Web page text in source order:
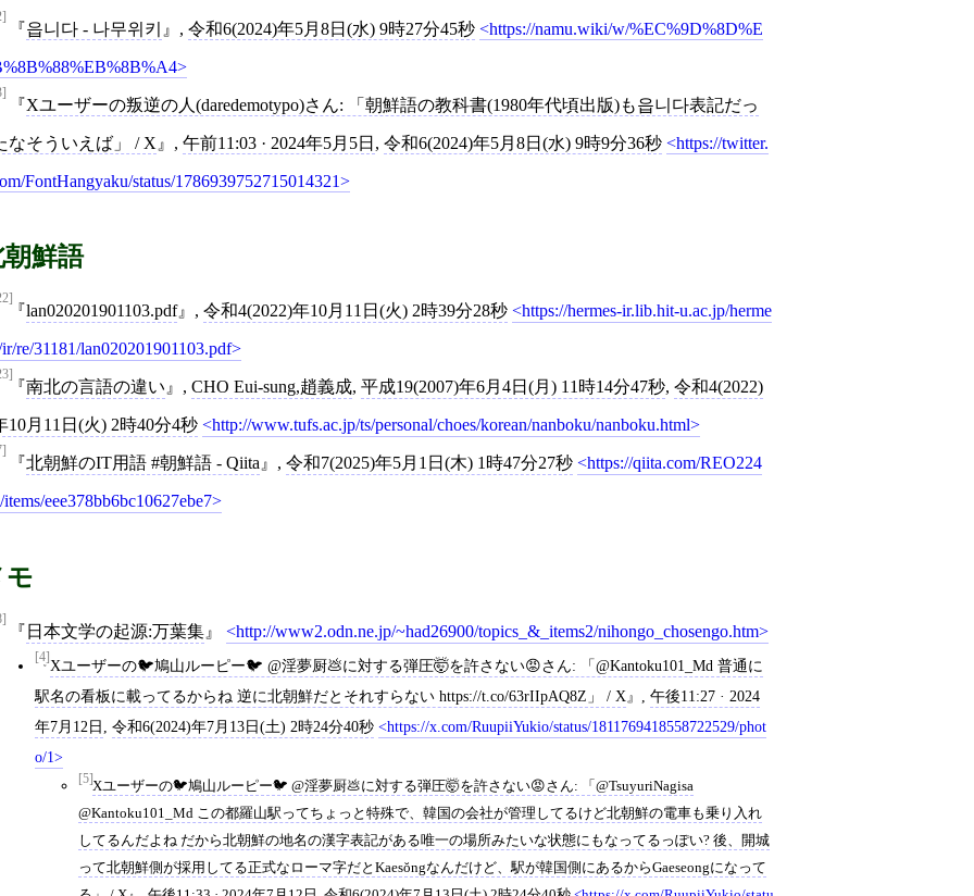
읍니다 - 나무위키 , 令和6(2024)年5月8日(水) 9時27分45秒 https://namu.wiki/w/%EC%9D%8D%E
Xユーザーの叛逆の人(daredemotypo)さん: 「朝鮮語の教科書(1980年代頃出版)も읍니다表記だっ
なそういえば」 / X , 午前11:03 · 2024年5月5日 , 令和6(2024)年5月8日(水) 9時9分36秒 https://twitter.
FontHangyaku/status/1786939752715014321
鮮語
lan020201901103.pdf , 令和4(2022)年10月11日(火) 2時39分28秒 https://hermes-ir.lib.hit-u.ac.jp/herme
ir/re/31181/lan020201901103.pdf
南北の言語の違い , CHO Eui-sung,趙義成, 平成19(2007)年6月4日(月) 11時14分47秒, 令和4(2022)
10月11日(火) 2時40分4秒 http://www.tufs.ac.jp/ts/personal/choes/korean/nanboku/nanboku.html
北朝鮮のIT用語 #朝鮮語 - Qiita , 令和7(2025)年5月1日(木) 1時47分27秒 https://qiita.com/REO224
items/eee378bb6bc10627ebe7
モ
日本文学の起源:万葉集 http://www2.odn.ne.jp/~had26900/topics_&_items2/nihongo_chosengo.htm
[4]Xユーザーの🐦鳩山ルーピー🐦 @淫夢厨💩に対する弾圧🤯を許さない😡さん: 「@Kantoku101_Md 普通に
駅名の看板に載ってるからね 逆に北朝鮮だとそれすらない https://t.co/63rIIpAQ8Z」 / X
午後11:27 · 2024
年7月12日
令和6(2024)年7月13日(土) 2時24分40秒
https://x.com/RuupiiYukio/status/1811769418558722529/phot
o/1
[5]Xユーザーの🐦鳩山ルーピー🐦 @淫夢厨💩に対する弾圧🤯を許さない😡さん: 「@TsuyuriNagisa
@Kantoku101_Md この都羅山駅ってちょっと特殊で、韓国の会社が管理してるけど北朝鮮の電車も乗り入れ
してるんだよね だから北朝鮮の地名の漢字表記がある唯一の場所みたいな状態にもなってるっぽい? 後、開城
って北朝鮮側が採用してる正式なローマ字だとKaesŏngなんだけど、駅が韓国側にあるからGaeseongになって